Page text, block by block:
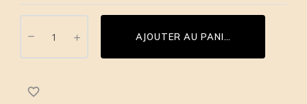
AJOUTER AU PANIER
favorite_border